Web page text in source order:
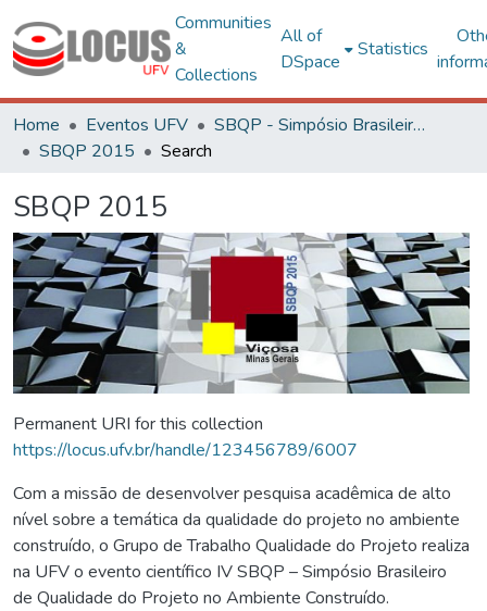
Communities
&
Collections
All of
DSpace
Statistics
Home Eventos UFV
SBQP - Simpósio Brasileiro de Qualidade do Projeto no Ambiente Construído
SBQP 2015
Search
SBQP 2015
Permanent URI for this collection
https://locus.ufv.br/handle/123456789/6007
Com a missão de desenvolver pesquisa acadêmica de alto
nível sobre a temática da qualidade do projeto no ambiente
construído, o Grupo de Trabalho Qualidade do Projeto realiza
na UFV o evento científico IV SBQP – Simpósio Brasileiro
de Qualidade do Projeto no Ambiente Construído.